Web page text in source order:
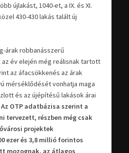
újlakást, 1040-et, a IX. és XI.
430-430 lakás talált új
árak robbanásszerű
év elején még reálisnak tartott
az áfacsökkenés az árak
mérséklődését vonhatja maga
és az újépítésű lakások árai
Az OTP adatbázisa szerint a
tervezett, részben még csak
projektek
ezer és 3,8 millió forintos
mozognak, az átlagos